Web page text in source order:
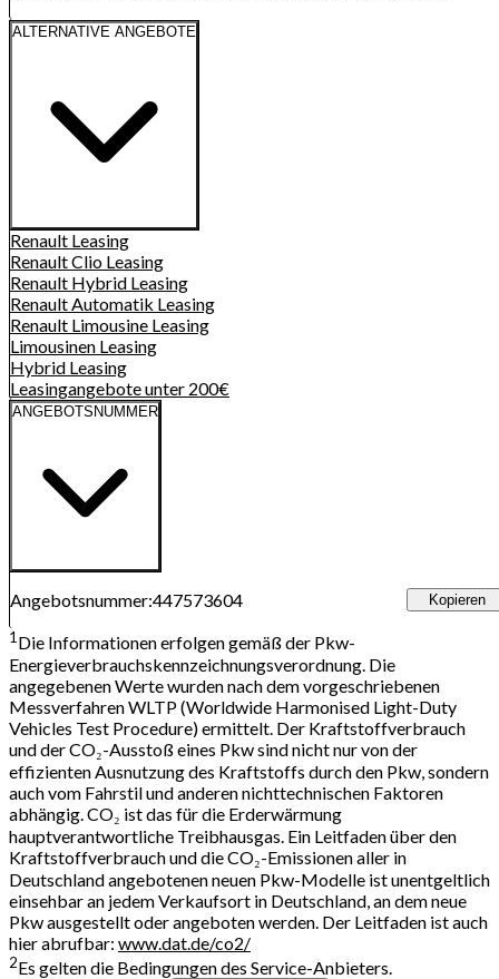
ALTERNATIVE ANGEBOTE
Renault Leasing
Renault Clio Leasing
Renault Hybrid Leasing
Renault Automatik Leasing
Renault Limousine Leasing
Limousinen Leasing
Hybrid Leasing
Leasingangebote unter 200€
ANGEBOTSNUMMER
Angebotsnummer:447573604 Kopieren
1Die Informationen erfolgen gemäß der Pkw-
Energieverbrauchskennzeichnungsverordnung. Die
angegebenen Werte wurden nach dem vorgeschriebenen
Messverfahren WLTP (Worldwide Harmonised Light-Duty
Vehicles Test Procedure) ermittelt. Der Kraftstoffverbrauch
und der CO₂-Ausstoß eines Pkw sind nicht nur von der
effizienten Ausnutzung des Kraftstoffs durch den Pkw, sondern
auch vom Fahrstil und anderen nichttechnischen Faktoren
abhängig. CO₂ ist das für die Erderwärmung
hauptverantwortliche Treibhausgas. Ein Leitfaden über den
Kraftstoffverbrauch und die CO₂-Emissionen aller in
Deutschland angebotenen neuen Pkw-Modelle ist unentgeltlich
einsehbar an jedem Verkaufsort in Deutschland, an dem neue
Pkw ausgestellt oder angeboten werden. Der Leitfaden ist auch
hier abrufbar: www.dat.de/co2/
2Es gelten die Bedingungen des Service-Anbieters.